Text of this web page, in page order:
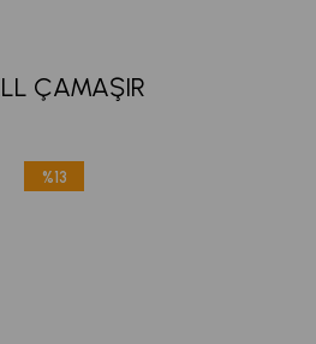
ÇAMAŞIR
%13